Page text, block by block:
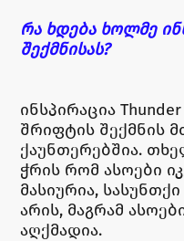
რა ხდება ხოლმე
შექმნისას?
ინსპირაცია
შრიფტის შექმნის
ქაუნთერებშია.
ჭრის რომ ასოები
მასიურია,
არის, მაგრამ
აღქმადია.